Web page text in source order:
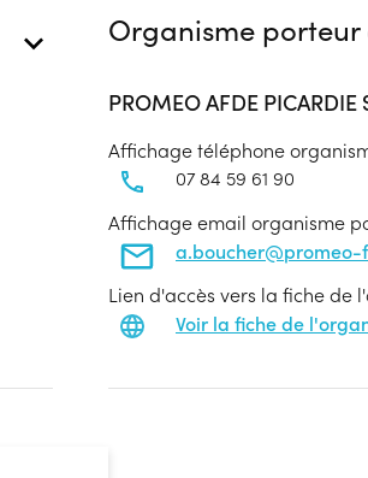
Organisme
PROMEO AFDE PICARDIE
Affichage téléphone
07 84 59 61 90
Affichage email organisme
Lien d'accès vers la fiche de
Voir la fiche de